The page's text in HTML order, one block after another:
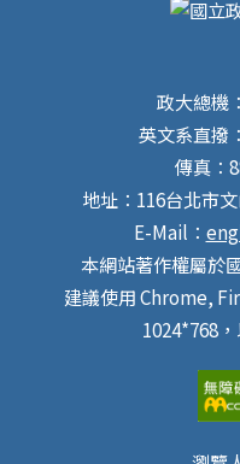
產生關聯。再者，以「
題，探討AI生成的測驗
的量化研究方法，及數
用。透過本次演講，望
言測驗的多元思考。 Biodata: Dr. Liao is an Assistant
Professor in the
Taiwan Ocean
language assessment,
and reading, test
score generalizability,
and mixed-methods
appeared in top-tier
Journal of English for
Assessing Writing. He
政大總機
英文系直撥
傳真：
地址：116台北市
E-Mail：
本網站著作權屬於
建議使用 Chrome,
1024*768